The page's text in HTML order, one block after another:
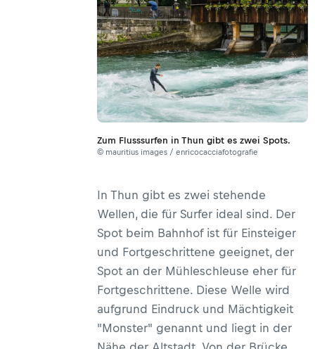
Zum Flusssurfen in Thun gibt es zwei Spots.
© mauritius images / enricocacciafotografie
In Thun gibt es zwei stehende
Wellen, die für Surfer ideal sind. Der
Spot beim Bahnhof ist für Einsteiger
und Fortgeschrittene geeignet, der
Spot an der Mühleschleuse eher für
Fortgeschrittene. Diese Welle wird
aufgrund Eindruck und Mächtigkeit
"Monster" genannt und liegt in der